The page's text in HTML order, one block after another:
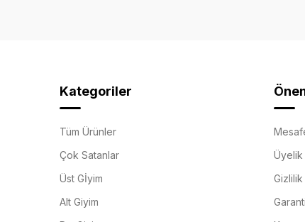
Kategoriler
Tüm Ürünler
Çok Satanlar
Üst Gİyim
Alt Giyim
Üyelik